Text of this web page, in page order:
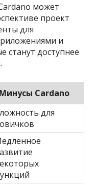
может
проект
для
и
станут доступнее
Минусы Cardano
для